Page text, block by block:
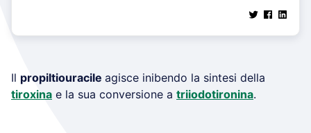
Il propiltiouracile agisce inibendo la sintesi della
tiroxina e la sua conversione a triiodotironina.